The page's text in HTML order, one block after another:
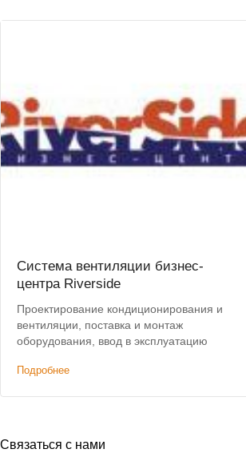
Система вентиляции бизнес-
центра Riverside
Проектирование кондиционирования и
вентиляции, поставка и монтаж
оборудования, ввод в эксплуатацию
Подробнее
Связаться с нами